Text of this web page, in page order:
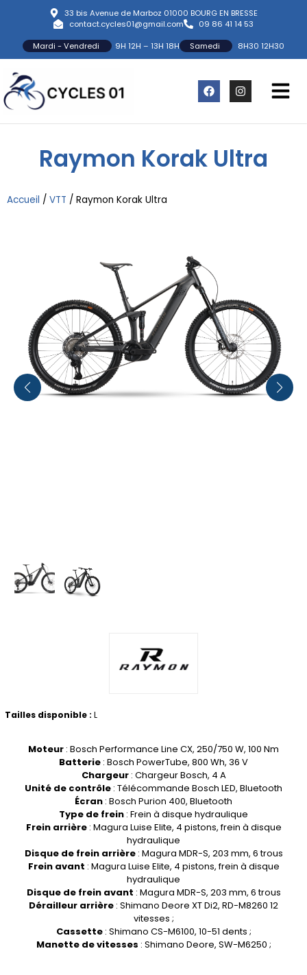
33 bis Avenue de Marboz 01000 BOURG EN BRESSE
contact.cycles01@gmail.com
09 86 41 14 53
Mardi - Vendredi
9H 12H – 13H 18H Samedi 8H30 12H30
Raymon Korak Ultra
Accueil / VTT / Raymon Korak Ultra
Tailles disponible : L
Moteur : Bosch Performance Line CX, 250/750 W, 100 Nm
Batterie : Bosch PowerTube, 800 Wh, 36 V
Chargeur: Chargeur Bosch, 4 A
Unité de contrôle : Télécommande Bosch LED, Bluetooth
Écran : Bosch Purion 400, Bluetooth
Type de frein : Frein à disque hydraulique
Frein arrière: Magura Luise Elite, 4 pistons, frein à disque
hydraulique
Disque de frein arrière: Magura MDR-S, 203 mm, 6 trous
Frein avant : Magura Luise Elite, 4 pistons, frein à disque
hydraulique
Disque de frein avant : Magura MDR-S, 203 mm, 6 trous
Dérailleur arrière : Shimano Deore XT Di2, RD-M8260 12
vitesses ;
Cassette: Shimano CS-M6100, 10-51 dents ;
Manette de vitesses : Shimano Deore, SW-M6250 ;